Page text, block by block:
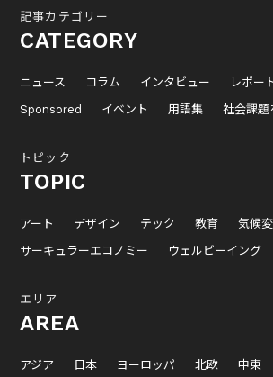
記事カテゴリー
CATEGORY
ニュース コラム インタビュー レポー
Sponsored
イベント 用語集 社会課題
トピック
TOPIC
アート デザイン テック 教育
気候
サーキュラーエコノミー
ウェルビーイング
エリア
AREA
アジア 日本 ヨーロッパ 北欧 中東